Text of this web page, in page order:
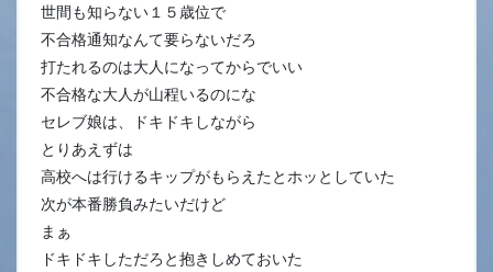
世間も知らない１５歳位で
不合格通知なんて要らないだろ
打たれるのは大人になってからでいい
不合格な大人が山程いるのにな
セレブ娘は、ドキドキしながら
とりあえずは
高校へは行けるキップがもらえたとホッとしていた
次が本番勝負みたいだけど
まぁ
ドキドキしただろと抱きしめておいた